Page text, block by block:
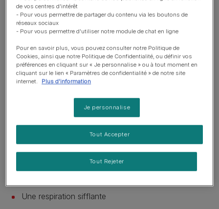
importante, signe qu’il est peut-être temps de rendre
visite à votre vétérinaire
bénignes. Mais lorsque les éternuements deviennent
récurrents ou s’accompagnent de symptômes
supplémentaires, cela peut révéler une maladie sous-
Symptômes associés à
surveiller
Un
Une respiration sifflante
de vos centres d'intérêt
- Pour vous permettre de partager du contenu via les boutons de
réseaux sociaux
- Pour vous permettre d'utiliser notre module de chat en ligne
Pour en savoir plus, vous pouvez consulter notre Politique de
Cookies, ainsi que notre Politique de Confidentialité, ou définir vos
préférences en cliquant sur « Je personnalise » ou à tout moment en
cliquant sur le lien « Paramètres de confidentialité » de notre site
internet.
Plus d'information
Je personnalise
Tout Rejeter
Tout Accepter